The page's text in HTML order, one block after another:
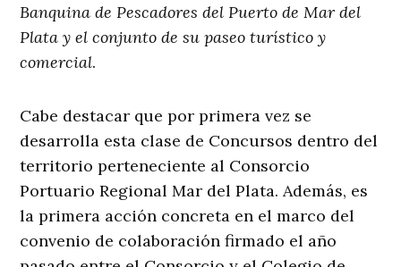
Banquina de Pescadores del Puerto de Mar del
Plata y el conjunto de su paseo turístico y
comercial.
Cabe destacar que por primera vez se
desarrolla esta clase de Concursos dentro del
territorio perteneciente al Consorcio
Portuario Regional Mar del Plata. Además, es
la primera acción concreta en el marco del
convenio de colaboración firmado el año